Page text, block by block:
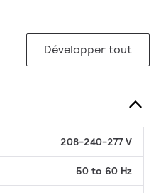
Développer tout
208-240-277 V
50 to 60 Hz